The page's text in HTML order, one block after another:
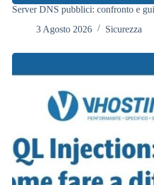
Server DNS pubblici: confronto e
3 Agosto 2026
Sicurezza